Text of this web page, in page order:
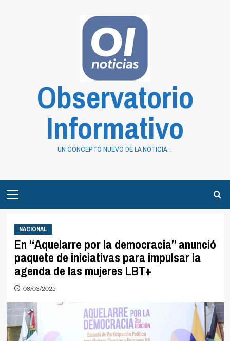
Observatorio
Informativo
UN CONCEPTO NUEVO DE LA NOTICIA…
Menu
NACIONAL
En “Aquelarre por la democracia” anunció
paquete de iniciativas para impulsar la
agenda de las mujeres LBT+
08/03/2025